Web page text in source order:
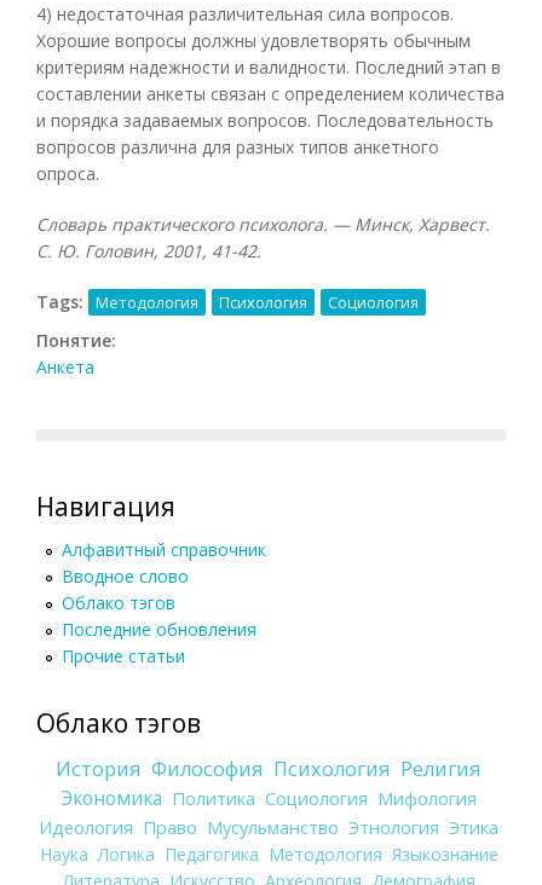
4) недостаточная различительная сила вопросов.
Хорошие вопросы должны удовлетворять обычным
критериям надежности и валидности. Последний этап в
составлении анкеты связан с определением количества
и порядка задаваемых вопросов. Последовательность
вопросов различна для разных типов анкетного
опроса.
Словарь практического психолога. — Минск, Харвест.
С. Ю. Головин, 2001, 41-42.
Tags: Методология Психология Социология
Понятие:
Анкета
Навигация
Алфавитный справочник
Вводное слово
Облако тэгов
Последние обновления
Прочие статьи
Облако тэгов
История Философия Психология Религия
Экономика Политика Социология Мифология
Идеология Право Мусульманство Этнология Этика
Наука Логика Педагогика Методология Языкознание
Литература Искусство Археология Демография